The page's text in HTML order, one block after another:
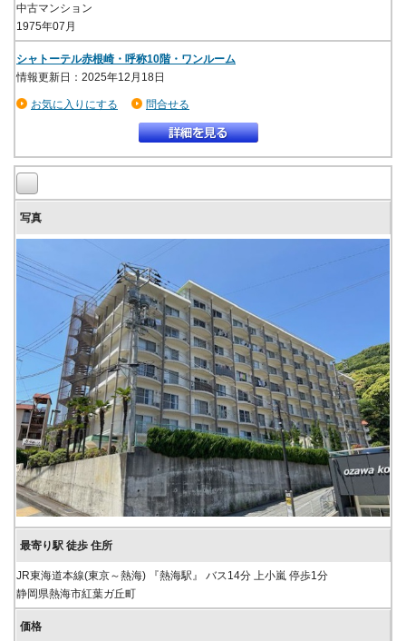
中古マンション
1975年07月
シャトーテル赤根崎・呼称10階・ワンルーム
情報更新日：2025年12月18日
お気に入りにする 問合せる
JR東海道本線(東京～熱海) 『熱海駅』 バス14分 上小嵐 停歩1分
静岡県熱海市紅葉ガ丘町